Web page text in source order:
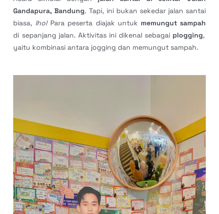
Gandapura, Bandung. Tapi, ini bukan sekedar jalan santai
biasa, lho!Para peserta diajak untuk memungut sampah
di sepanjang jalan. Aktivitas ini dikenal sebagai plogging,
yaitu kombinasi antara jogging dan memungut sampah.